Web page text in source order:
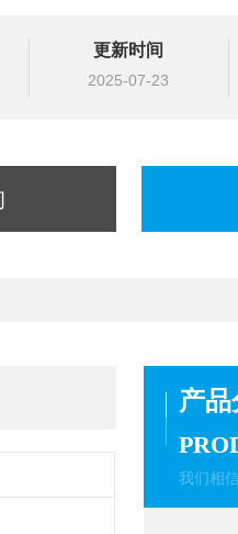
更新时间
2025-07-23
产
我们相